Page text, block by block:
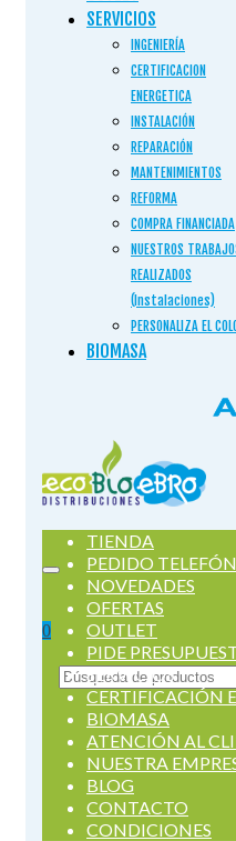
SERVICIOS
INGENIERÍA
CERTIFICACION
ENERGETICA
INSTALACIÓN
REPARACIÓN
MANTENIMIENTOS
REFORMA
COMPRA FINANCIADA
NUESTROS
REALIZADOS
(Instalaciones)
PERSONALIZA EL
BIOMASA
0
Buscar
por:
TIENDA
PEDIDO
NOVEDADES
OFERTAS
OUTLET
PIDE
SERVICIOS
CERTIFICACIÓN
BIOMASA
ATENCIÓN AL
NUESTRA
BLOG
CONTACTO
CONDICIONES